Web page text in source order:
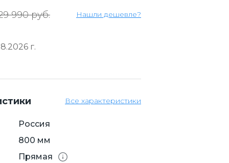
990 руб. Нашли дешевле?
г.
Все характеристики
Россия
800 мм
Прямая